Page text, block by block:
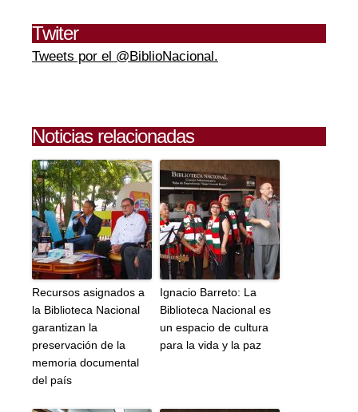
Twiter
Tweets por el @BiblioNacional.
Noticias relacionadas
Recursos asignados a
la Biblioteca Nacional
garantizan la
preservación de la
memoria documental
del país
Ignacio Barreto: La
Biblioteca Nacional es
un espacio de cultura
para la vida y la paz